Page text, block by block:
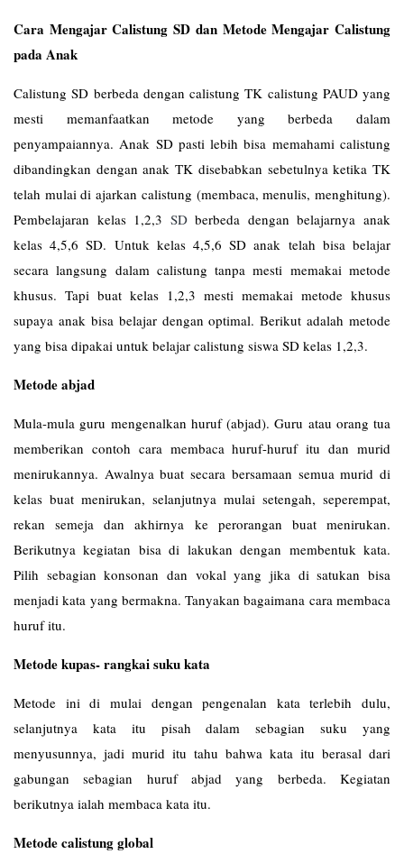
Cara Mengajar Calistung SD dan Metode Mengajar Calistung
pada Anak
Calistung SD berbeda dengan calistung TK calistung PAUD yang
mesti memanfaatkan metode yang berbeda dalam
penyampaiannya. Anak SD pasti lebih bisa memahami calistung
dibandingkan dengan anak TK disebabkan sebetulnya ketika TK
telah mulai di ajarkan calistung (membaca, menulis, menghitung).
Pembelajaran kelas 1,2,3 SDberbeda dengan belajarnya anak
kelas 4,5,6 SD. Untuk kelas 4,5,6 SD anak telah bisa belajar
secara langsung dalam calistung tanpa mesti memakai metode
khusus. Tapi buat kelas 1,2,3 mesti memakai metode khusus
supaya anak bisa belajar dengan optimal. Berikut adalah metode
yang bisa dipakai untuk belajar calistung siswa SD kelas 1,2,3.
Metode abjad
Mula-mula guru mengenalkan huruf (abjad). Guru atau orang tua
memberikan contoh cara membaca huruf-huruf itu dan murid
menirukannya. Awalnya buat secara bersamaan semua murid di
kelas buat menirukan, selanjutnya mulai setengah, seperempat,
rekan semeja dan akhirnya ke perorangan buat menirukan.
Berikutnya kegiatan bisa di lakukan dengan membentuk kata.
Pilih sebagian konsonan dan vokal yang jika di satukan bisa
menjadi kata yang bermakna. Tanyakan bagaimana cara membaca
huruf itu.
Metode kupas- rangkai suku kata
Metode ini di mulai dengan pengenalan kata terlebih dulu,
selanjutnya kata itu pisah dalam sebagian suku yang
menyusunnya, jadi murid itu tahu bahwa kata itu berasal dari
gabungan sebagian huruf abjad yang berbeda. Kegiatan
berikutnya ialah membaca kata itu.
Metode calistung global